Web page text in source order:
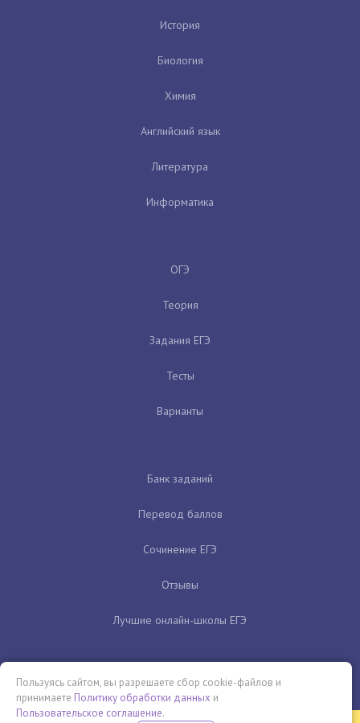
История
Биология
Химия
Английский язык
Литература
Информатика
ОГЭ
Теория
Задания ЕГЭ
Тесты
Варианты
Банк заданий
Перевод баллов
Сочинение ЕГЭ
Отзывы
Лучшие онлайн-школы ЕГЭ
Пользуясь сайтом, вы разрешаете сбор cookie-файлов и
принимаете Политику обработки данных и
Пользовательское соглашение.